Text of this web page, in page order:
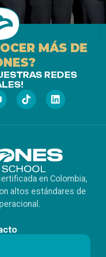
MÁS DE
REDES
en Colombia,
altos estándares de